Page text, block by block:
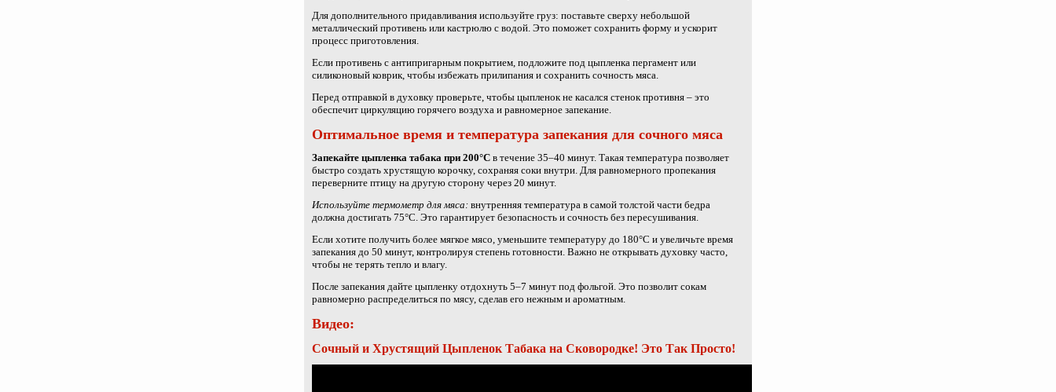
Для дополнительного придавливания используйте груз: поставьте сверху небольшой
металлический противень или кастрюлю с водой. Это поможет сохранить форму и ускорит
процесс приготовления.
Если противень с антипригарным покрытием, подложите под цыпленка пергамент или
силиконовый коврик, чтобы избежать прилипания и сохранить сочность мяса.
Перед отправкой в духовку проверьте, чтобы цыпленок не касался стенок противня – это
обеспечит циркуляцию горячего воздуха и равномерное запекание.
Оптимальное время и температура запекания для сочного мяса
Запекайте цыпленка табака при 200°C в течение 35–40 минут. Такая температура позволяет
быстро создать хрустящую корочку, сохраняя соки внутри. Для равномерного пропекания
переверните птицу на другую сторону через 20 минут.
Используйте термометр для мяса: внутренняя температура в самой толстой части бедра
должна достигать 75°C. Это гарантирует безопасность и сочность без пересушивания.
Если хотите получить более мягкое мясо, уменьшите температуру до 180°C и увеличьте время
запекания до 50 минут, контролируя степень готовности. Важно не открывать духовку часто,
чтобы не терять тепло и влагу.
После запекания дайте цыпленку отдохнуть 5–7 минут под фольгой. Это позволит сокам
равномерно распределиться по мясу, сделав его нежным и ароматным.
Видео:
Сочный и Хрустящий Цыпленок Табака на Сковородке! Это Так Просто!